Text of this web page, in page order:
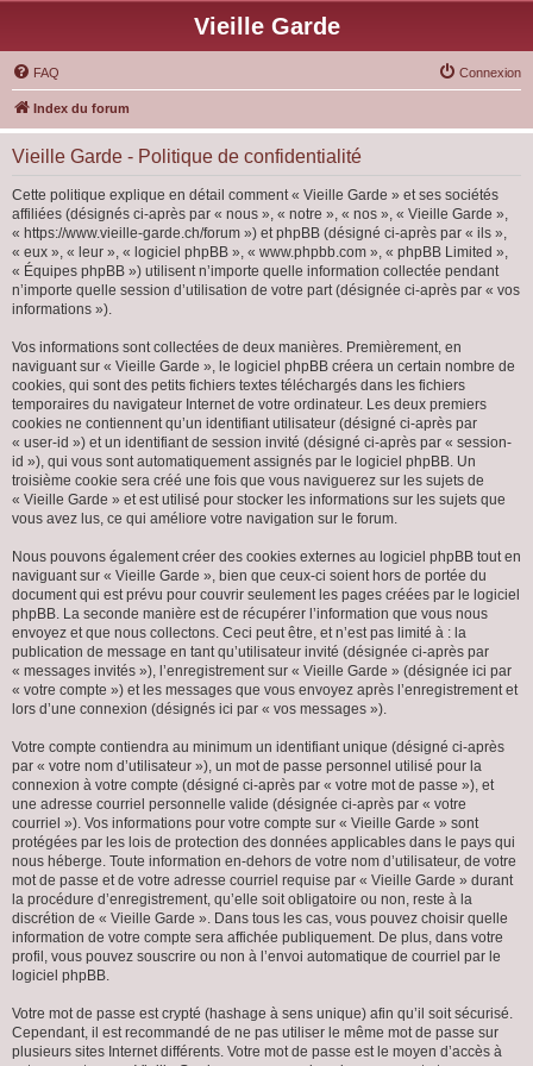
Vieille Garde
FAQ Connexion
Index du forum
Vieille Garde - Politique de confidentialité
Cette politique explique en détail comment « Vieille Garde » et ses sociétés
affiliées (désignés ci-après par « nous », « notre », « nos », « Vieille Garde »,
« https://www.vieille-garde.ch/forum ») et phpBB (désigné ci-après par « ils »,
« eux », « leur », « logiciel phpBB », « www.phpbb.com », « phpBB Limited »,
« Équipes phpBB ») utilisent n’importe quelle information collectée pendant
n’importe quelle session d’utilisation de votre part (désignée ci-après par « vos
informations »).
Vos informations sont collectées de deux manières. Premièrement, en
naviguant sur « Vieille Garde », le logiciel phpBB créera un certain nombre de
cookies, qui sont des petits fichiers textes téléchargés dans les fichiers
temporaires du navigateur Internet de votre ordinateur. Les deux premiers
cookies ne contiennent qu’un identifiant utilisateur (désigné ci-après par
« user-id ») et un identifiant de session invité (désigné ci-après par « session-
id »), qui vous sont automatiquement assignés par le logiciel phpBB. Un
troisième cookie sera créé une fois que vous naviguerez sur les sujets de
« Vieille Garde » et est utilisé pour stocker les informations sur les sujets que
vous avez lus, ce qui améliore votre navigation sur le forum.
Nous pouvons également créer des cookies externes au logiciel phpBB tout en
naviguant sur « Vieille Garde », bien que ceux-ci soient hors de portée du
document qui est prévu pour couvrir seulement les pages créées par le logiciel
phpBB. La seconde manière est de récupérer l’information que vous nous
envoyez et que nous collectons. Ceci peut être, et n’est pas limité à : la
publication de message en tant qu’utilisateur invité (désignée ci-après par
« messages invités »), l’enregistrement sur « Vieille Garde » (désignée ici par
« votre compte ») et les messages que vous envoyez après l’enregistrement et
lors d’une connexion (désignés ici par « vos messages »).
Votre compte contiendra au minimum un identifiant unique (désigné ci-après
par « votre nom d’utilisateur »), un mot de passe personnel utilisé pour la
connexion à votre compte (désigné ci-après par « votre mot de passe »), et
une adresse courriel personnelle valide (désignée ci-après par « votre
courriel »). Vos informations pour votre compte sur « Vieille Garde » sont
protégées par les lois de protection des données applicables dans le pays qui
nous héberge. Toute information en-dehors de votre nom d’utilisateur, de votre
mot de passe et de votre adresse courriel requise par « Vieille Garde » durant
la procédure d’enregistrement, qu’elle soit obligatoire ou non, reste à la
discrétion de « Vieille Garde ». Dans tous les cas, vous pouvez choisir quelle
information de votre compte sera affichée publiquement. De plus, dans votre
profil, vous pouvez souscrire ou non à l’envoi automatique de courriel par le
logiciel phpBB.
Votre mot de passe est crypté (hashage à sens unique) afin qu’il soit sécurisé.
Cependant, il est recommandé de ne pas utiliser le même mot de passe sur
plusieurs sites Internet différents. Votre mot de passe est le moyen d’accès à